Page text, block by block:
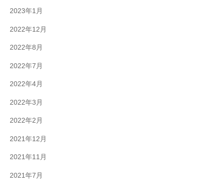
2023年1月
2022年12月
2022年8月
2022年7月
2022年4月
2022年3月
2022年2月
2021年12月
2021年11月
2021年7月